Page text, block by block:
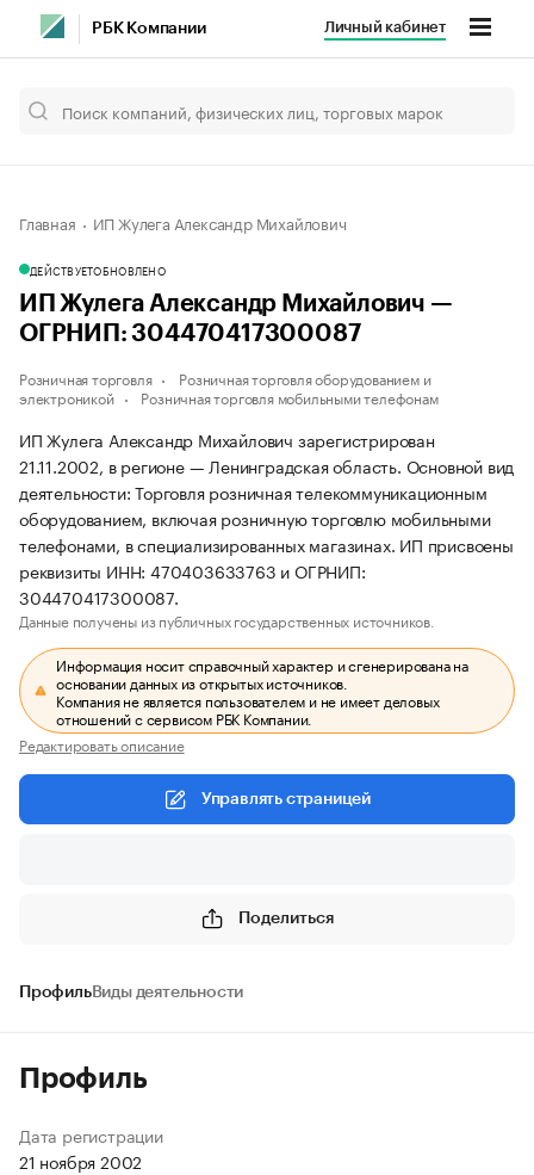
РБК Компании Личный кабинет
Главная ИП Жулега Александр Михайлович
ДЕЙСТВУЕТОБНОВЛЕНО
ИП Жулега Александр Михайлович —
ОГРНИП: 304470417300087
Розничная торговля
Розничная торговля оборудованием и
электроникой
Розничная торговля мобильными телефонам
ИП Жулега Александр Михайлович зарегистрирован
21.11.2002, в регионе — Ленинградская область. Основной вид
деятельности: Торговля розничная телекоммуникационным
оборудованием, включая розничную торговлю мобильными
телефонами, в специализированных магазинах. ИП присвоены
реквизиты ИНН: 470403633763 и ОГРНИП:
304470417300087.
Данные получены из публичных государственных источников.
Информация носит справочный характер и сгенерирована на
основании данных из открытых источников.
Компания не является пользователем и не имеет деловых
отношений с сервисом РБК Компании.
Редактировать описание
Управлять страницей
Поделиться
ПрофильВиды деятельности
Профиль
Дата регистрации
21 ноября 2002